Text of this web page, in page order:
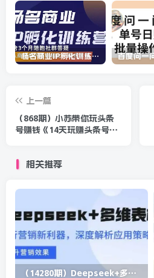
杨名商业IP孵化训练营，从商业到内容到转化一站式学 价值5980元
上一篇
（868期）小苏带你玩头条
号赚钱《14天玩赚头条号特
相关推荐
（14280期）Deepseek+多维表格，银行营销新利器，深度解析应用策略，提升营销效果